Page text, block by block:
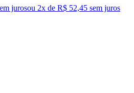
jurosou 2x de R$ 52,45 sem juros